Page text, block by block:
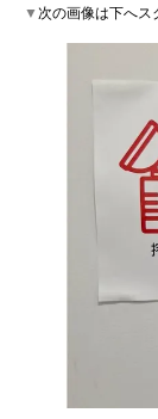
▼次の画像は下へ